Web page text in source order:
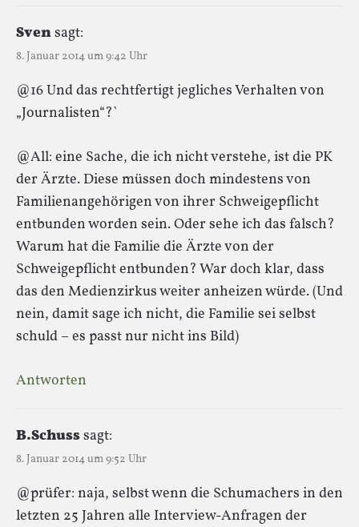
Svensagt:
8. Januar 2014 um 9:42 Uhr
@16 Und das rechtfertigt jegliches Verhalten von
„Journalisten“?`
@All: eine Sache, die ich nicht verstehe, ist die PK
der Ärzte. Diese müssen doch mindestens von
Familienangehörigen von ihrer Schweigepflicht
entbunden worden sein. Oder sehe ich das falsch?
Warum hat die Familie die Ärzte von der
Schweigepflicht entbunden? War doch klar, dass
das den Medienzirkus weiter anheizen würde. (Und
nein, damit sage ich nicht, die Familie sei selbst
schuld – es passt nur nicht ins Bild)
Antworten
B.Schusssagt:
8. Januar 2014 um 9:52 Uhr
@prüfer: naja, selbst wenn die Schumachers in den
letzten 25 Jahren alle Interview-Anfragen der